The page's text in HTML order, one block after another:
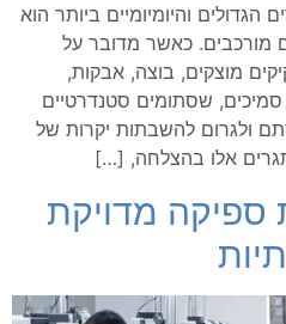
והיומיומיים ביותר הוא
מורכבים. כאשר מדובר על
מוצקים, בוצה, אבקות,
סמיכים, שסתומים סטנדרטיים
ולגרום להשבתות יקרות של
אלו בהצלחה, […]
ספיקה מדויקת